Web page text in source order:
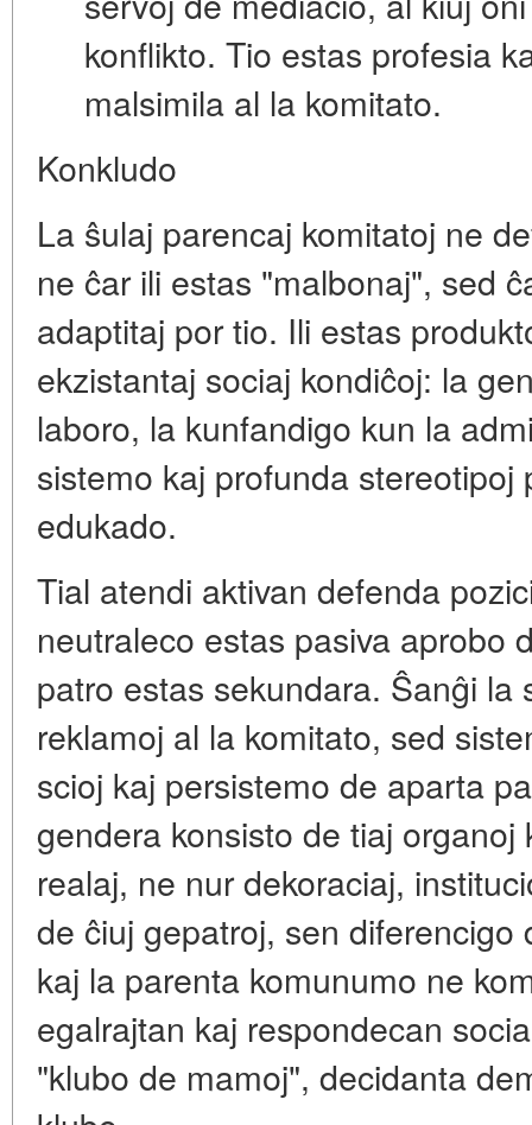
konflikto. Tio estas profesia
malsimila al la komitato.
Konkludo
La ŝulaj parencaj komitatoj ne
ne ĉar ili estas "malbonaj", sed
adaptitaj por tio. Ili estas
ekzistantaj sociaj kondiĉoj: la
laboro, la kunfandigo kun la
sistemo kaj profunda
edukado.
Tial atendi aktivan defenda
neutraleco estas pasiva aprobo
patro estas sekundara. Ŝanĝi la
reklamoj al la komitato, sed
scioj kaj persistemo de aparta
gendera konsisto de tiaj
realaj, ne nur dekoraciaj,
de ĉiuj gepatroj, sen
kaj la parenta komunumo ne
egalrajtan kaj respondecan
"klubo de mamoj", decidanta